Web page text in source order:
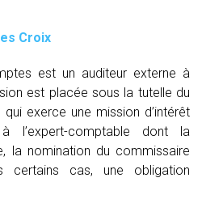
Croix
est un auditeur externe à
est placée sous la tutelle du
exerce une mission d’intérêt
l’expert-comptable dont la
la nomination du commissaire
certains cas, une obligation